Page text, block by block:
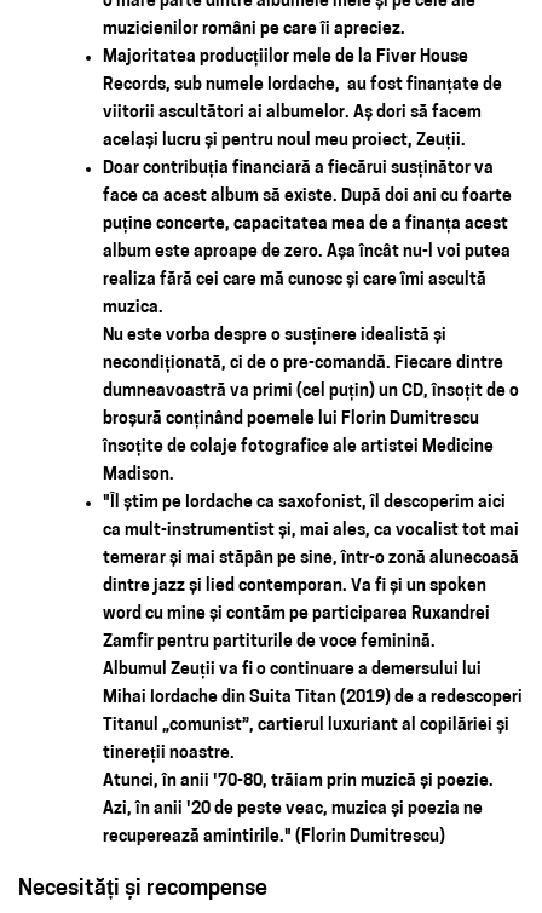
muzicienilor români pe care îi apreciez.
Majoritatea producțiilor mele de la Fiver House
Records, sub numele Iordache, au fost finanțate de
viitorii ascultători ai albumelor. Aș dori să facem
același lucru și pentru noul meu proiect, Zeuții.
Doar contribuția financiară a fiecărui susținător va
face ca acest album să existe. După doi ani cu foarte
puține concerte, capacitatea mea de a finanța acest
album este aproape de zero. Așa încât nu-l voi putea
realiza fără cei care mă cunosc și care îmi ascultă
muzica.
Nu este vorba despre o susținere idealistă și
necondiționată, ci de o pre-comandă. Fiecare dintre
dumneavoastră va primi (cel puțin) un CD, însoțit de o
broșură conținând poemele lui Florin Dumitrescu
însoțite de colaje fotografice ale artistei Medicine
Madison.
"Îl știm pe Iordache ca saxofonist, îl descoperim aici
ca mult-instrumentist și, mai ales, ca vocalist tot mai
temerar și mai stăpân pe sine, într-o zonă alunecoasă
dintre jazz și lied contemporan. Va fi și un spoken
word cu mine și contăm pe participarea Ruxandrei
Zamfir pentru partiturile de voce feminină.
Albumul Zeuții va fi o continuare a demersului lui
Mihai Iordache din Suita Titan (2019) de a redescoperi
Titanul „comunist”, cartierul luxuriant al copilăriei și
tinereții noastre.
Atunci, în anii '70-80, trăiam prin muzică și poezie.
Azi, în anii '20 de peste veac, muzica și poezia ne
recuperează amintirile." (Florin Dumitrescu)
Necesități și recompense